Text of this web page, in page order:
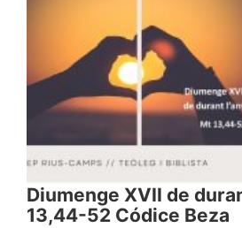
Diumenge XVII de
13,44-52 Códice Beza